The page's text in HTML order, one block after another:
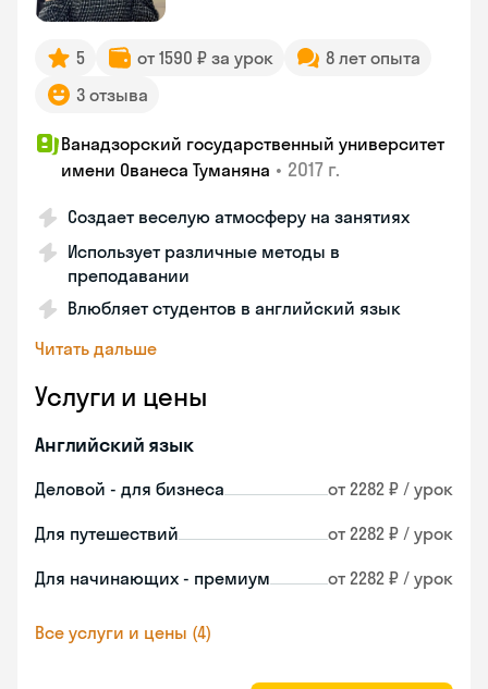
5 от 1590 ₽ за урок
8 лет опыта
3 отзыва
Ванадзорский государственный университет
имени Ованеса Туманяна • 2017 г.
Создает веселую атмосферу на занятиях
Использует различные методы в
преподавании
Влюбляет студентов в английский язык
Читать дальше
Услуги и цены
Английский язык
Деловой - для бизнеса от 2282 ₽ / урок
Для путешествий от 2282 ₽ / урок
Для начинающих - премиум от 2282 ₽ / урок
Все услуги и цены (4)